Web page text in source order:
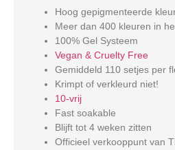
Hoog gepigmenteerde
Meer dan 400 kleuren in
100% Gel Systeem
Vegan & Cruelty Free
Gemiddeld 110 setjes per
Krimpt of verkleurd niet!
10-vrij
Fast soakable
Blijft tot 4 weken zitten
Officieel verkooppunt van